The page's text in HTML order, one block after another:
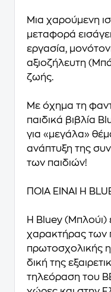
Μια χαρούμενη
μεταφορά
εργασία,
αξιοζήλευτη
ζωής.
Με όχημα τη
παιδικά βιβλία
για «μεγάλα»
ανάπτυξη της
των παιδιών!
ΠΟΙΑ ΕΙΝΑΙ Η
H Bluey (Μπλούι)
χαρακτήρας των
πρωτοσχολικής
δική της
τηλεόραση του